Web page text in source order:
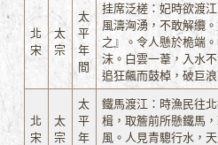
北
宋
太
宗
太
平
年
間
挂席泛槎：妃時欲渡
風濤洶湧，不敢解纜
之』。令人懸於桅端
沫。白雲一葦，入水
追狂飆而鼓棹，破巨
北
宋
太
宗
太
平
年
鐵馬渡江：時漁民往
楫，取簷前所懸鐵馬
風。人見青驄行水，